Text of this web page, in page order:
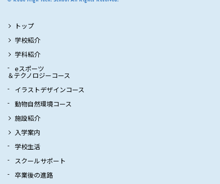
トップ
学校紹介
学科紹介
eスポーツ
＆テクノロジーコース
イラストデザインコース
動物自然環境コース
施設紹介
入学案内
学校生活
スクールサポート
卒業後の進路